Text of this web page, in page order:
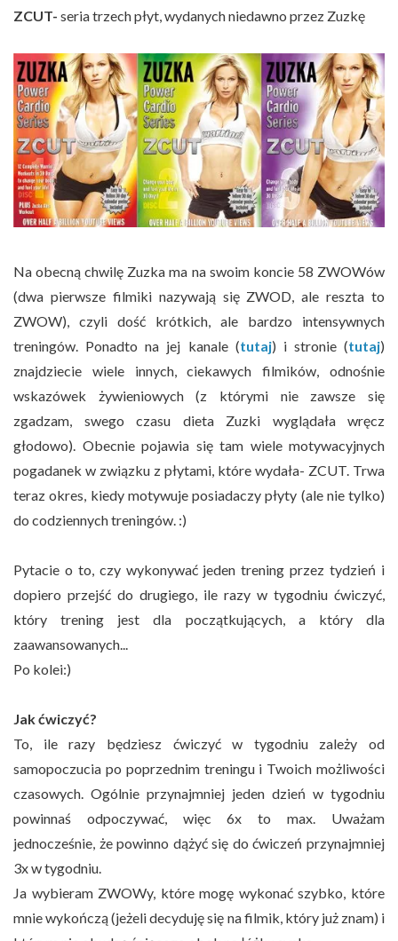
ZCUT- seria trzech płyt, wydanych niedawno przez Zuzkę
Na obecną chwilę Zuzka ma na swoim koncie 58 ZWOWów
(dwa pierwsze filmiki nazywają się ZWOD, ale reszta to
ZWOW), czyli dość krótkich, ale bardzo intensywnych
treningów. Ponadto na jej kanale (tutaj) i stronie (tutaj)
znajdziecie wiele innych, ciekawych filmików, odnośnie
wskazówek żywieniowych (z którymi nie zawsze się
zgadzam, swego czasu dieta Zuzki wyglądała wręcz
głodowo). Obecnie pojawia się tam wiele motywacyjnych
pogadanek w związku z płytami, które wydała- ZCUT. Trwa
teraz okres, kiedy motywuje posiadaczy płyty (ale nie tylko)
do codziennych treningów. :)
Pytacie o to, czy wykonywać jeden trening przez tydzień i
dopiero przejść do drugiego, ile razy w tygodniu ćwiczyć,
który trening jest dla początkujących, a który dla
zaawansowanych...
Po kolei:)
Jak ćwiczyć?
To, ile razy będziesz ćwiczyć w tygodniu zależy od
samopoczucia po poprzednim treningu i Twoich możliwości
czasowych. Ogólnie przynajmniej jeden dzień w tygodniu
powinnaś odpoczywać, więc 6x to max. Uważam
jednocześnie, że powinno dążyć się do ćwiczeń przynajmniej
3x w tygodniu.
Ja wybieram ZWOWy, które mogę wykonać szybko, które
mnie wykończą (jeżeli decyduję się na filmik, który już znam) i